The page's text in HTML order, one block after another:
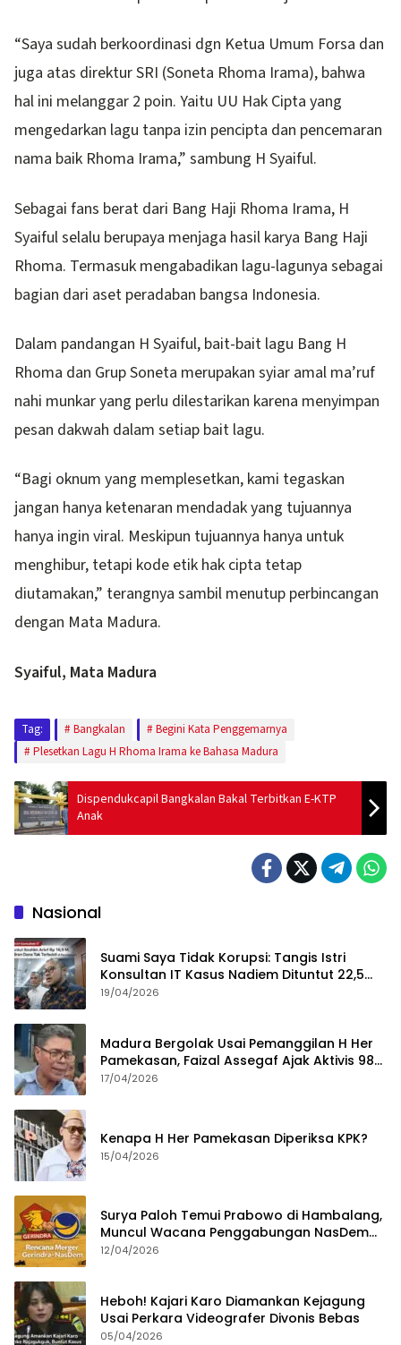
“Saya sudah berkoordinasi dgn Ketua Umum Forsa dan
juga atas direktur SRI (Soneta Rhoma Irama), bahwa
hal ini melanggar 2 poin. Yaitu UU Hak Cipta yang
mengedarkan lagu tanpa izin pencipta dan pencemaran
nama baik Rhoma Irama,” sambung H Syaiful.
Sebagai fans berat dari Bang Haji Rhoma Irama, H
Syaiful selalu berupaya menjaga hasil karya Bang Haji
Rhoma. Termasuk mengabadikan lagu-lagunya sebagai
bagian dari aset peradaban bangsa Indonesia.
Dalam pandangan H Syaiful, bait-bait lagu Bang H
Rhoma dan Grup Soneta merupakan syiar amal ma’ruf
nahi munkar yang perlu dilestarikan karena menyimpan
pesan dakwah dalam setiap bait lagu.
“Bagi oknum yang memplesetkan, kami tegaskan
jangan hanya ketenaran mendadak yang tujuannya
hanya ingin viral. Meskipun tujuannya hanya untuk
menghibur, tetapi kode etik hak cipta tetap
diutamakan,” terangnya sambil menutup perbincangan
dengan Mata Madura.
Syaiful, Mata Madura
Tag: Bangkalan
Begini Kata Penggemarnya
Plesetkan Lagu H Rhoma Irama ke Bahasa Madura
Dispendukcapil Bangkalan Bakal Terbitkan E-KTP
Nasional
Suami Saya Tidak Korupsi: Tangis Istri
Konsultan IT Kasus Nadiem Dituntut 22,5
Tahun
19/04/2026
Madura Bergolak Usai Pemanggilan H Her
Pamekasan, Faizal Assegaf Ajak Aktivis 98
Bongkar Permainan KPK
17/04/2026
Kenapa H Her Pamekasan Diperiksa KPK?
15/04/2026
Surya Paloh Temui Prabowo di Hambalang,
Muncul Wacana Penggabungan NasDem
dan Gerindra
12/04/2026
Heboh! Kajari Karo Diamankan Kejagung
Usai Perkara Videografer Divonis Bebas
05/04/2026